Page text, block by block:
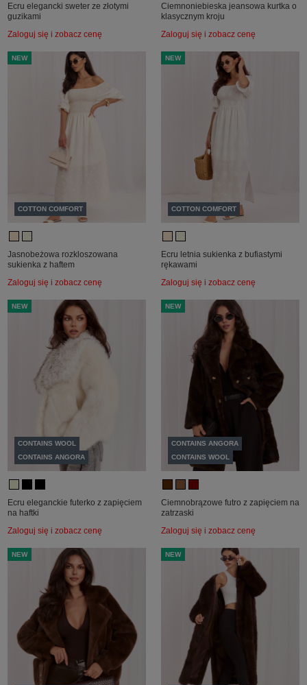
Ecru elegancki sweter ze złotymi
guzikami
Zaloguj się i zobacz cenę
Ciemnoniebieska jeansowa kurtka o
klasycznym kroju
Zaloguj się i zobacz cenę
NEW
COTTON COMFORT
Jasnobeżowa rozkloszowana
sukienka z haftem
Zaloguj się i zobacz cenę
NEW
COTTON COMFORT
Ecru letnia sukienka z bufiastymi
rękawami
Zaloguj się i zobacz cenę
NEW
CONTAINS WOOL
CONTAINS ANGORA
Ecru eleganckie futerko z zapięciem
na haftki
Zaloguj się i zobacz cenę
NEW
CONTAINS ANGORA
CONTAINS WOOL
Ciemnobrązowe futro z zapięciem na
zatrzaski
Zaloguj się i zobacz cenę
NEW NEW